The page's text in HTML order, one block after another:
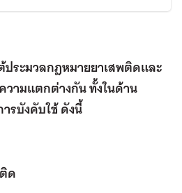
ระมวลกฎหมายยาเสพติดและ
ามแตกต่างกัน ทั้งในด้าน
รบังคับใช้ ดังนี้
ด